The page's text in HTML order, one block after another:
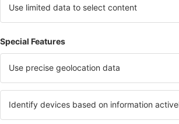
in Bavarian Alps utilizzando
la tua destinazione e le date di
scelto il numero di viaggiatori, il
disponibili in Bavarian Alps.
di struttura, numero di stelle,
dal centro e opzione di
di un alloggio risulterà molto più
il tuo alloggio in Bavarian
delle tue esigenze, potrai
il volo e l’hotel.